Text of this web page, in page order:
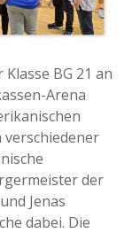
BG 21 an
Arena
verschiedener
der
Jenas
dabei. Die